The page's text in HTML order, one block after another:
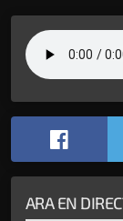
ARA EN